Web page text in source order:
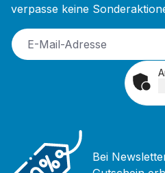
verpasse keine
Bei